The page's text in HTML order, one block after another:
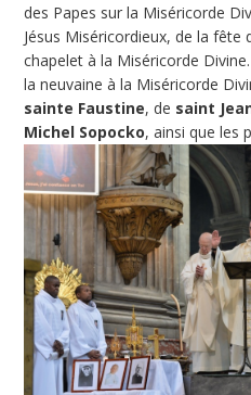
des Papes sur la Miséricorde
Jésus Miséricordieux, de la
chapelet à la Miséricorde
la neuvaine à la Miséricorde
sainte Faustine, de saint
Michel Sopocko, ainsi que les